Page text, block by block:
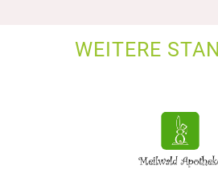
WEITERE